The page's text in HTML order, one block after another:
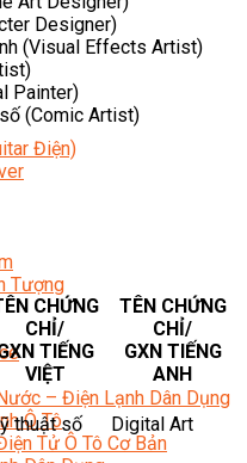
Điện)
Tượng
– Điện Lạnh Dân Dụng
Ô Tô
Tử Ô Tô Cơ Bản
Designer)
(Visual Effects Artist)
Painter)
(Comic Artist)
CHỨNG
CHỈ/
TIẾNG
VIỆT
TÊN CHỨNG
CHỈ/
GXN TIẾNG
ANH
thuật số Digital Art